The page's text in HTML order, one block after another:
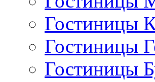
Гостиницы
Гостиницы
Гостиницы